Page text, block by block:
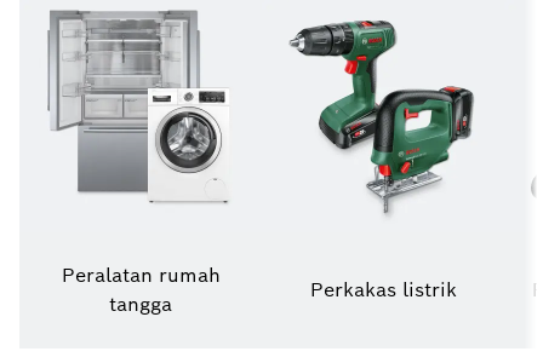
Peralatan rumah
tangga
Perkakas listrik